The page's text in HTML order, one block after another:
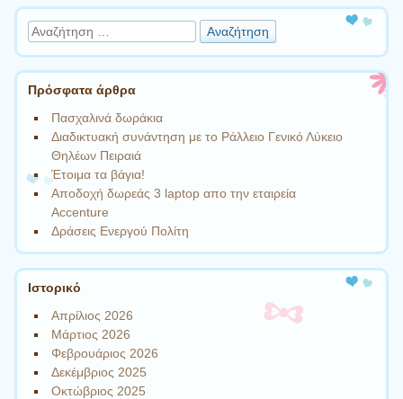
Αναζήτηση
Πρόσφατα άρθρα
Πασχαλινά δωράκια
Διαδικτυακή συνάντηση με το Ράλλειο Γενικό Λύκειο
Θηλέων Πειραιά
Έτοιμα τα βάγια!
Αποδοχή δωρεάς 3 laptop απο την εταιρεία
Accenture
Δράσεις Ενεργού Πολίτη
Ιστορικό
Απρίλιος 2026
Μάρτιος 2026
Φεβρουάριος 2026
Δεκέμβριος 2025
Οκτώβριος 2025